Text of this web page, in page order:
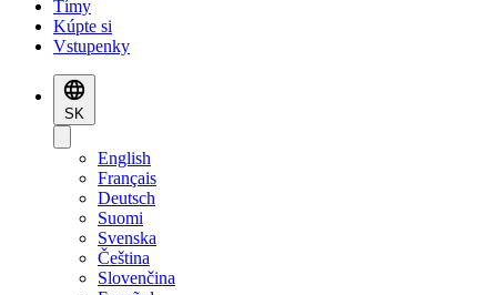
Tímy
Kúpte si
Vstupenky
SK
English
Français
Deutsch
Suomi
Svenska
Čeština
Slovenčina